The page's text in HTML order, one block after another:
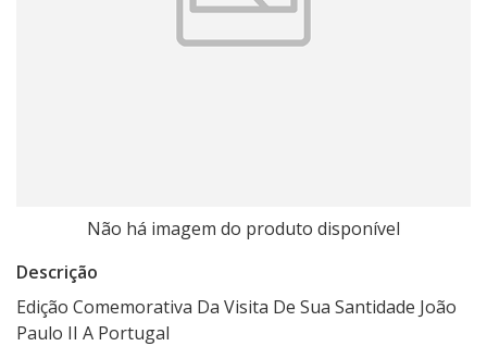
Não há imagem do produto disponível
Descrição
Edição Comemorativa Da Visita De Sua Santidade João
Paulo II A Portugal